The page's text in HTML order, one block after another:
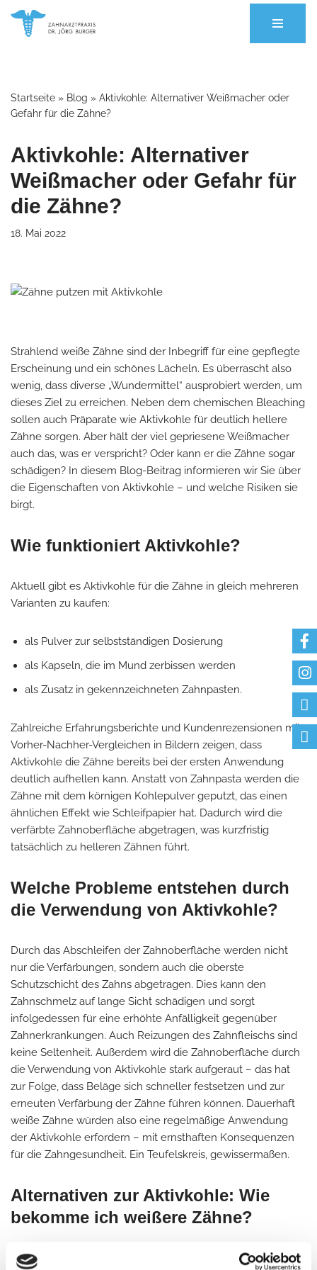
Zum
Startseite » Blog » Aktivkohle: Alternativer Weißmacher oder
Gefahr für die Zähne?
Aktivkohle: Alternativer
Weißmacher oder Gefahr für
die Zähne?
18. Mai 2022
Strahlend weiße Zähne sind der Inbegriff für eine gepflegte
Erscheinung und ein schönes Lächeln. Es überrascht also
wenig, dass diverse „Wundermittel“ ausprobiert werden, um
dieses Ziel zu erreichen. Neben dem chemischen Bleaching
sollen auch Präparate wie Aktivkohle für deutlich hellere
Zähne sorgen. Aber hält der viel gepriesene Weißmacher
auch das, was er verspricht? Oder kann er die Zähne sogar
schädigen? In diesem Blog-Beitrag informieren wir Sie über
die Eigenschaften von Aktivkohle – und welche Risiken sie
birgt.
Wie funktioniert Aktivkohle?
Aktuell gibt es Aktivkohle für die Zähne in gleich mehreren
Varianten zu kaufen:
als Pulver zur selbstständigen Dosierung
als Kapseln, die im Mund zerbissen werden
als Zusatz in gekennzeichneten Zahnpasten.
Zahlreiche Erfahrungsberichte und Kundenrezensionen mit
Vorher-Nachher-Vergleichen in Bildern zeigen, dass
Aktivkohle die Zähne bereits bei der ersten Anwendung
deutlich aufhellen kann. Anstatt von Zahnpasta werden die
Zähne mit dem körnigen Kohlepulver geputzt, das einen
ähnlichen Effekt wie Schleifpapier hat. Dadurch wird die
verfärbte Zahnoberfläche abgetragen, was kurzfristig
tatsächlich zu helleren Zähnen führt.
Welche Probleme entstehen durch
die Verwendung von Aktivkohle?
Durch das Abschleifen der Zahnoberfläche werden nicht
nur die Verfärbungen, sondern auch die oberste
Schutzschicht des Zahns abgetragen. Dies kann den
Zahnschmelz auf lange Sicht schädigen und sorgt
infolgedessen für eine erhöhte Anfälligkeit gegenüber
Zahnerkrankungen. Auch Reizungen des Zahnfleischs sind
keine Seltenheit. Außerdem wird die Zahnoberfläche durch
die Verwendung von Aktivkohle stark aufgeraut – das hat
zur Folge, dass Beläge sich schneller festsetzen und zur
erneuten Verfärbung der Zähne führen können. Dauerhaft
weiße Zähne würden also eine regelmäßige Anwendung
der Aktivkohle erfordern – mit ernsthaften Konsequenzen
für die Zahngesundheit. Ein Teufelskreis, gewissermaßen.
Alternativen zur Aktivkohle: Wie
bekomme ich weißere Zähne?
Viele Ratgeber empfehlen Hausmittel wie Backpulver oder